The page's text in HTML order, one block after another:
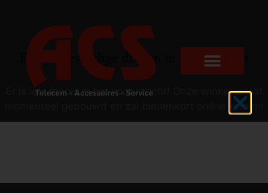
Er zijn geweldige dingen in het verschiet
Er is iets moois in het vooruitzicht! Onze winkel wordt
momenteel gebouwd en zal binnenkort online komen!